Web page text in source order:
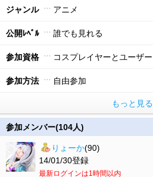
ジャンル アニメ
公開ﾚﾍﾞﾙ 誰でも見れる
参加資格 コスプレイヤーとユーザー
参加方法 自由参加
もっと見る
参加メンバー(104人)
りょーか(90)
14/01/30登録
最新ログインは1時間以内